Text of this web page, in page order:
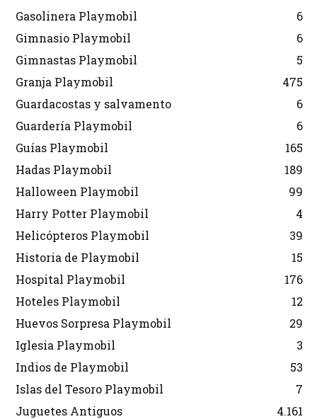
Gasolinera Playmobil
6
Gimnasio Playmobil
6
Gimnastas Playmobil
5
Granja Playmobil
475
Guardacostas y salvamento
6
Guardería Playmobil
6
Guías Playmobil
165
Hadas Playmobil
189
Halloween Playmobil
99
Harry Potter Playmobil
4
Helicópteros Playmobil
39
Historia de Playmobil
15
Hospital Playmobil
176
Hoteles Playmobil
12
Huevos Sorpresa Playmobil
29
Iglesia Playmobil
3
Indios de Playmobil
53
Islas del Tesoro Playmobil
7
Juguetes Antiguos
4.161